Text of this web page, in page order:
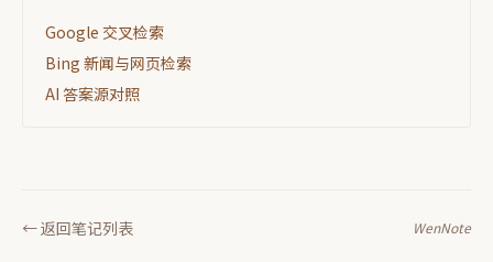
Google 交叉检索
Bing 新闻与网页检索
AI 答案源对照
← 返回笔记列表 WenNote